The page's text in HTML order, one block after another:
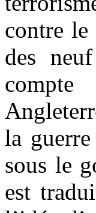
contre le
des
la
sous le
est